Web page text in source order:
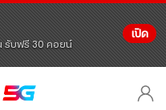
รับฟรี 30 คอยน์
เปิด